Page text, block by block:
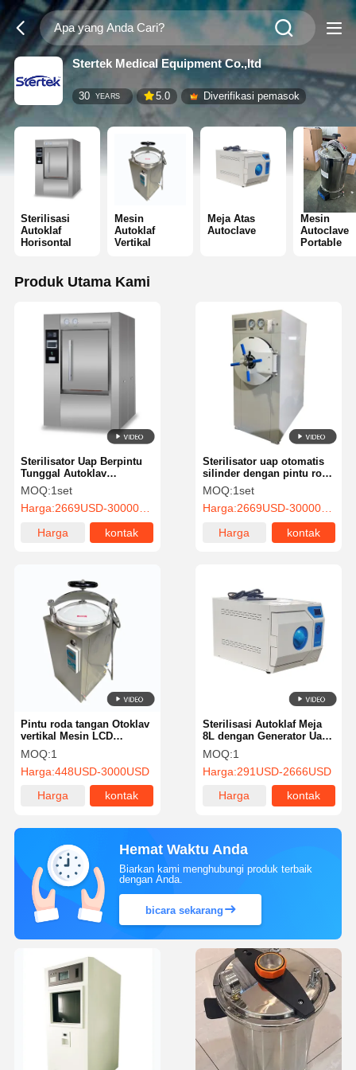
Stertek Medical Equipment Co.,ltd
30 YEARS 5.0 Diverifikasi pemasok
Sterilisasi
Autoklaf
Horisontal
Mesin
Autoklaf
Vertikal
Meja Atas
Autoclave
Mesin
Autoclave
Portable
Produk Utama Kami
Sterilisator Uap Berpintu
Tunggal Autoklav
Horisontal
MOQ:1set
Harga:2669USD-30000USD
Harga
kontak
Sterilisator uap otomatis
silinder dengan pintu roda
tangan
MOQ:1set
Harga:2669USD-30000USD
Harga
kontak
Pintu roda tangan Otoklav
vertikal Mesin LCD
Tampilan Tekanan Uap
Otoklav vertikal
MOQ:1
Harga:448USD-3000USD
Harga
kontak
Sterilisasi Autoklaf Meja
8L dengan Generator Uap
Internal Vakum Tiga Kali
Kelas B Sterilisasi Uap
Meja
MOQ:1
Harga:291USD-2666USD
Harga
kontak
Hemat Waktu Anda
Biarkan kami menghubungi produk terbaik
dengan Anda.
bicara sekarang